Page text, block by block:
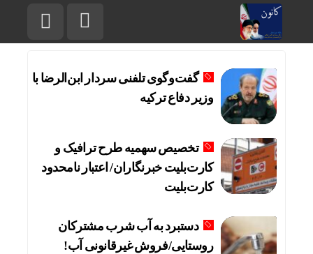
گفت‌وگوی تلفنی سردار ابن‌الرضا با
وزیر دفاع ترکیه
تخصیص سهمیه طرح ترافیک و
کارت‌بلیت خبرنگاران/ اعتبار نامحدود
کارت‌بلیت
دستبرد به آب شرب مشترکان
روستایی/فروش غیرقانونی آب!